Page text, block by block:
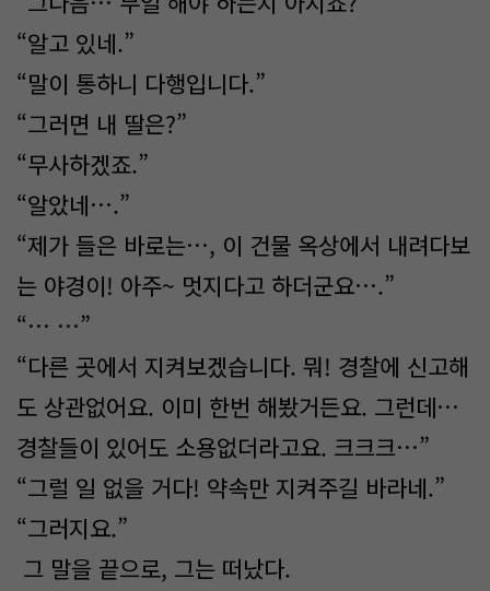
“알고 있네.”
“말이 통하니 다행입니다.”
“그러면 내 딸은?”
“무사하겠죠.”
“알았네….”
“제가 들은 바로는…, 이 건물 옥상에서 내려다보
는 야경이! 아주~ 멋지다고 하더군요….”
“… …”
“다른 곳에서 지켜보겠습니다. 뭐! 경찰에 신고해
도 상관없어요. 이미 한번 해봤거든요. 그런데…
경찰들이 있어도 소용없더라고요. 크크크…”
“그럴 일 없을 거다! 약속만 지켜주길 바라네.”
“그러지요.”
그 말을 끝으로, 그는 떠났다.